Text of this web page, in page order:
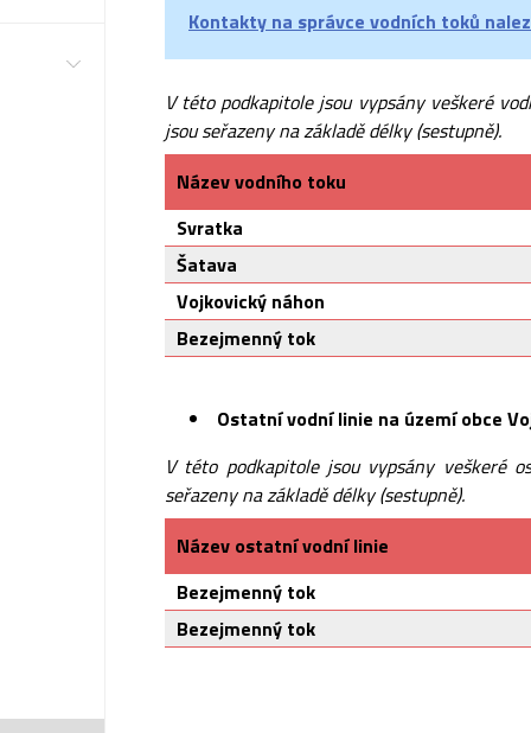
Kontakty na správce vodních toků
V této podkapitole jsou vypsány veškeré
jsou seřazeny na základě délky (sestupně).
Název vodního toku
Svratka
Šatava
Vojkovický náhon
Bezejmenný tok
Ostatní vodní linie na území obce
V této podkapitole jsou vypsány veškeré
seřazeny na základě délky (sestupně).
Název ostatní vodní linie
Bezejmenný tok
Bezejmenný tok